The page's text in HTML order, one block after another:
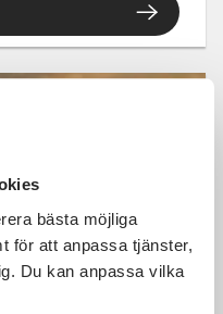
bästa möjliga
för att anpassa tjänster,
Du kan anpassa vilka